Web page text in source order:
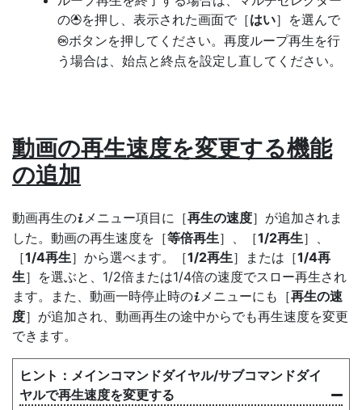
の1を押し、表示された画面で［はい］を選んで
Jボタンを押してください。再度ループ再生を行
う場合は、始点と終点を設定し直してください。
動画の再生速度を変更する機能
の追加
動画再生のi メニュー項目に［再生の速度］が追加されま
した。動画の再生速度を［等倍再生］、［1/2再生］、
［1/4再生］から選べます。［1/2再生］または［1/4再
生］を選ぶと、1/2倍または1/4倍の速度でスロー再生され
ます。また、動画一時停止時のi メニューにも［再生の速
度］が追加され、動画再生の途中からでも再生速度を変更
できます。
メインコマンドダイヤル/サブコマンドダイ
ヤルで再生速度を変更する